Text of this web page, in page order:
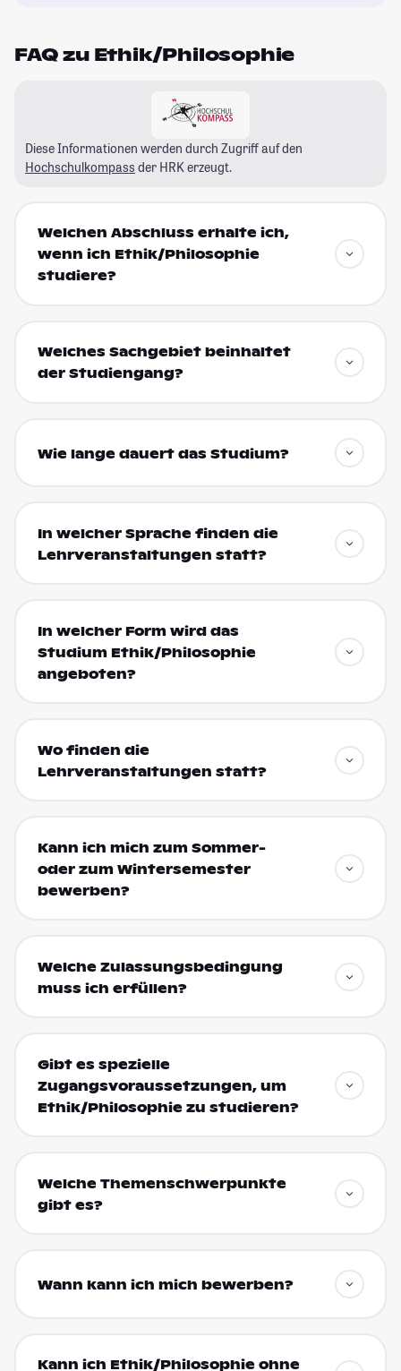
FAQ zu Ethik/Philosophie
Diese Informationen werden durch Zugriff auf den
Hochschulkompass der HRK erzeugt.
Welchen Abschluss erhalte ich,
wenn ich Ethik/Philosophie
studiere?
Welches Sachgebiet beinhaltet
der Studiengang?
Wie lange dauert das Studium?
In welcher Sprache finden die
Lehrveranstaltungen statt?
In welcher Form wird das
Studium Ethik/Philosophie
angeboten?
Wo finden die
Lehrveranstaltungen statt?
Kann ich mich zum Sommer-
oder zum Wintersemester
bewerben?
Welche Zulassungsbedingung
muss ich erfüllen?
Gibt es spezielle
Zugangsvoraussetzungen, um
Ethik/Philosophie zu studieren?
Welche Themenschwerpunkte
gibt es?
Wann kann ich mich bewerben?
Kann ich Ethik/Philosophie ohne